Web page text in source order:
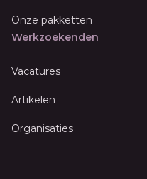
Onze pakketten
Werkzoekenden
Vacatures
Artikelen
Organisaties